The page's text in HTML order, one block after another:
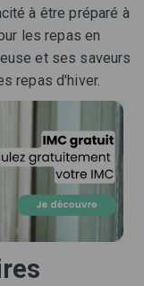
à être préparé à
les repas en
et ses saveurs
repas d'hiver.